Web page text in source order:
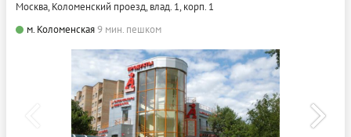
Москва, Коломенский проезд, влад. 1, корп. 1
м. Коломенская9 мин. пешком